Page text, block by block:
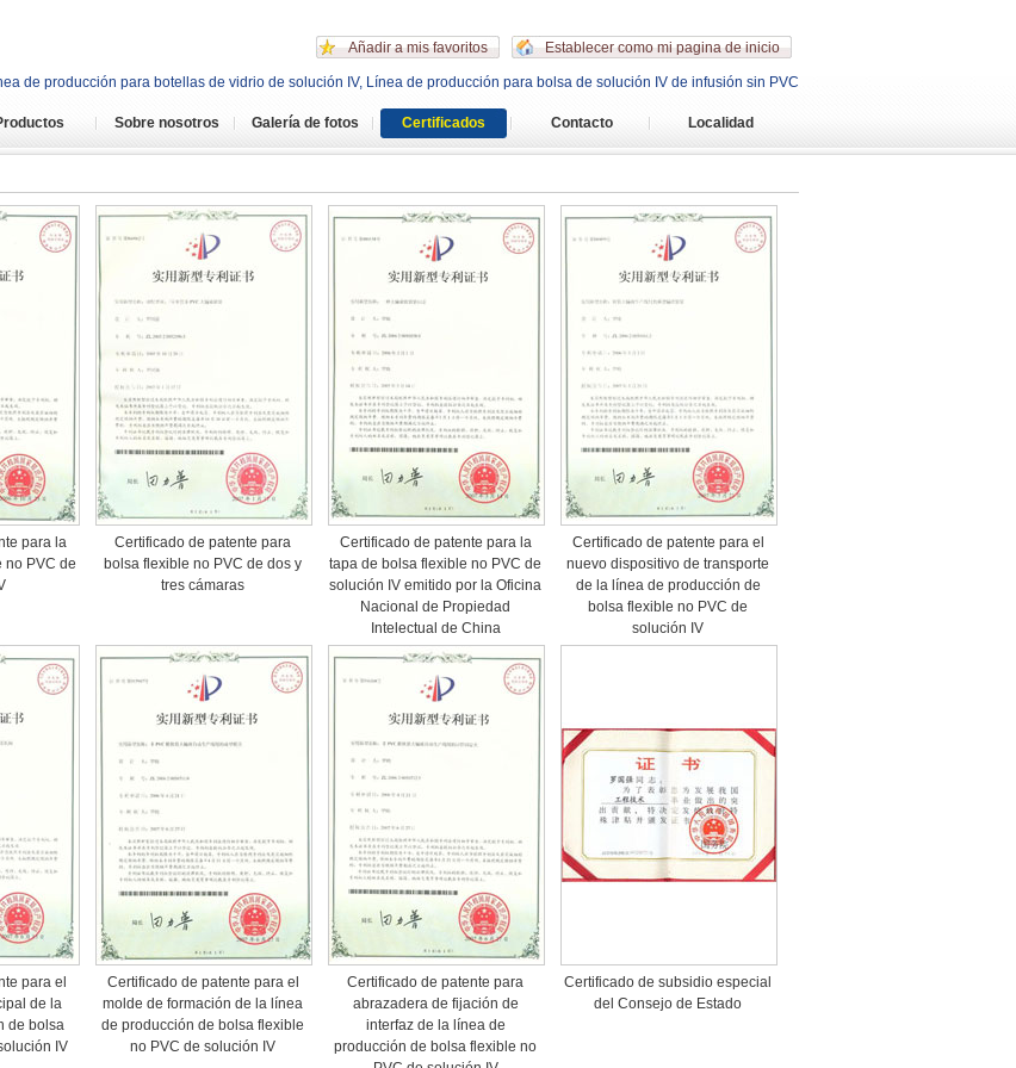
Añadir a mis favoritos Establecer como mi pagina de inicio
de producción para botellas de vidrio de solución IV, Línea de producción para bolsa de solución IV de infusión sin PVC
Sobre nosotros Galería de fotos Certificados Contacto Localidad
para la
no PVC de
Certificado de patente para
bolsa flexible no PVC de dos y
tres cámaras
Certificado de patente para la
tapa de bolsa flexible no PVC de
solución IV emitido por la Oficina
Nacional de Propiedad
Intelectual de China
Certificado de patente para el
nuevo dispositivo de transporte
de la línea de producción de
bolsa flexible no PVC de
solución IV
para el
de la
de bolsa
IV
Certificado de patente para el
molde de formación de la línea
de producción de bolsa flexible
no PVC de solución IV
Certificado de patente para
abrazadera de fijación de
interfaz de la línea de
producción de bolsa flexible no
Certificado de subsidio especial
del Consejo de Estado